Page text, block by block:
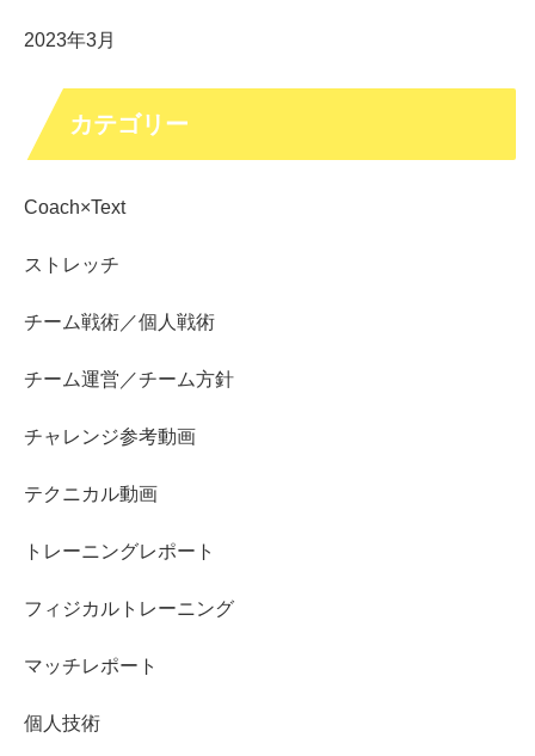
2023年3月
カテゴリー
Coach×Text
ストレッチ
チーム戦術／個人戦術
チーム運営／チーム方針
チャレンジ参考動画
テクニカル動画
トレーニングレポート
フィジカルトレーニング
マッチレポート
個人技術